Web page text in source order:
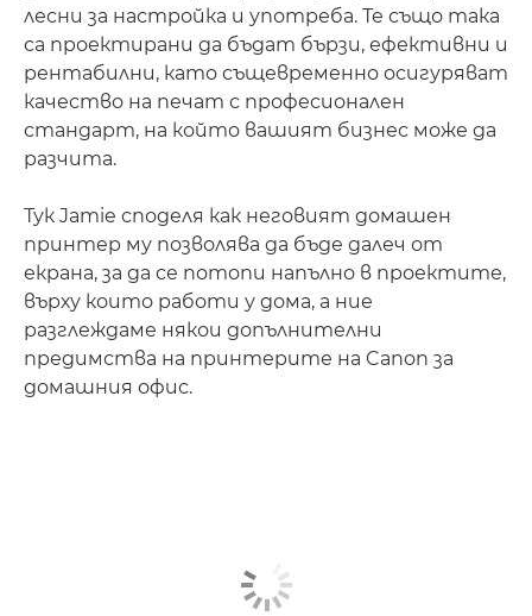
лесни за настройка и употреба. Те също така
са проектирани да бъдат бързи, ефективни и
рентабилни, като същевременно осигуряват
качество на печат с професионален
стандарт, на който вашият бизнес може да
разчита.
Тук Jamie споделя как неговият домашен
принтер му позволява да бъде далеч от
екрана, за да се потопи напълно в проектите,
върху които работи у дома, а ние
разглеждаме някои допълнителни
предимства на принтерите на Canon за
домашния офис.